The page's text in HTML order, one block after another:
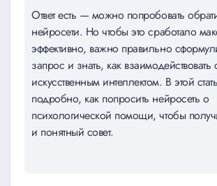
Ответ есть — можно попробовать
нейросети. Но чтобы это сработало
эффективно, важно правильно
запрос и знать, как взаимодействовать
искусственным интеллектом. В этой
подробно, как попросить нейросеть о
психологической помощи, чтобы
и понятный совет.